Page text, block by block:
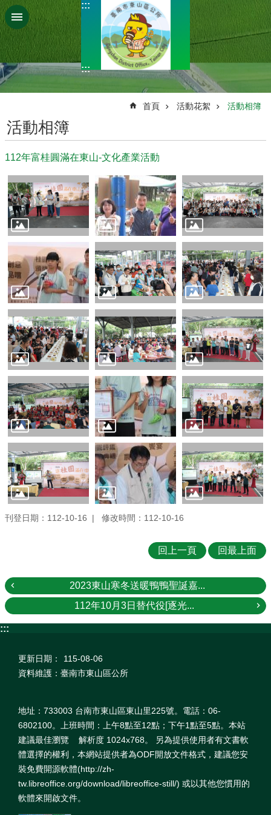
跳到主要內容區塊
:::
:::
首頁 活動花絮 活動相簿
活動相簿
112年富桂圓滿在東山-文化產業活動
刊登日期：112-10-16 修改時間：112-10-16
回上一頁 回最上面
2023東山寒冬送暖鴨鴨聖誕嘉...
112年10月3日替代役[逐光...
:::
更新日期：
115-08-06
資料維護：臺南市東山區公所
地址：733003 台南市東山區東山里225號。電話：06-
6802100。上班時間：上午8點至12點；下午1點至5點。本站
建議最佳瀏覽 解析度 1024x768。 另為提供使用者有文書軟
體選擇的權利，本網站提供者為ODF開放文件格式，建議您安
裝免費開源軟體(http://zh-
tw.libreoffice.org/download/libreoffice-still/) 或以其他您慣用的
軟體來開啟文件。